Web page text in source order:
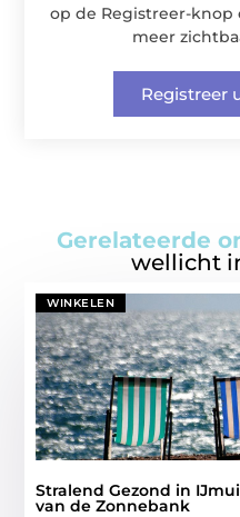
op de Registreer-knop
meer
Registreer
Gerelateerde
wellicht
WINKELEN
Stralend Gezond in
van de Zonnebank